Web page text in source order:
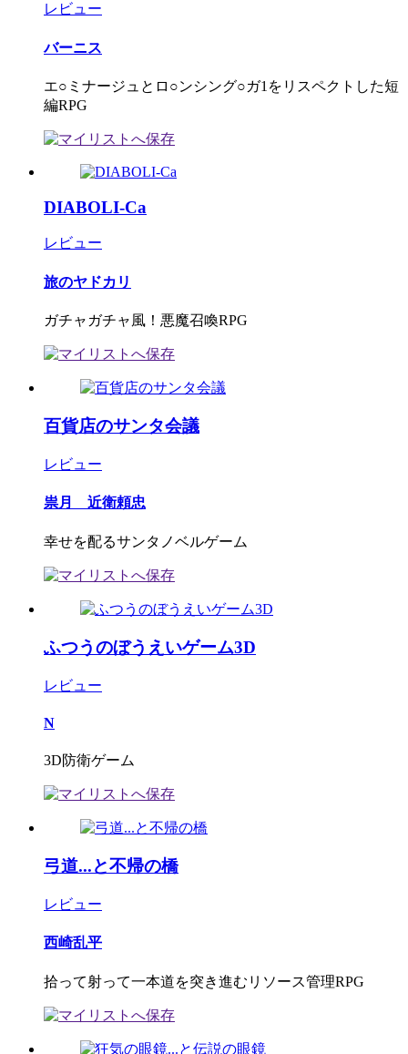
レビュー
バーニス
エ○ミナージュとロ○ンシング○ガ1をリスペクトした短
編RPG
DIABOLI-Ca
レビュー
旅のヤドカリ
ガチャガチャ風！悪魔召喚RPG
百貨店のサンタ会議
レビュー
祟月 近衛頼忠
幸せを配るサンタノベルゲーム
ふつうのぼうえいゲーム3D
レビュー
N
3D防衛ゲーム
弓道...と不帰の橋
レビュー
西崎乱平
拾って射って一本道を突き進むリソース管理RPG